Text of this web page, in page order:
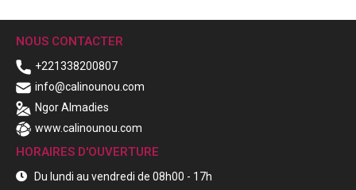
NOUS CONTACTER
+221338200807
info@calinounou.com
Ngor Almadies
www.calinounou.com
HORAIRES D'OUVERTURE
Du lundi au vendredi de 08h00 - 17h